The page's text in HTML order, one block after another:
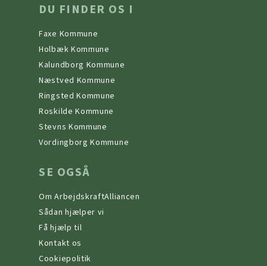
DU FINDER OS I
Faxe Kommune
Holbæk Kommune
Kalundborg Kommune
Næstved Kommune
Ringsted Kommune
Roskilde Kommune
Stevns Kommune
Vordingborg Kommune
SE OGSÅ
Om ArbejdskraftAlliancen
Sådan hjælper vi
Få hjælp til
Kontakt os
Cookiepolitik